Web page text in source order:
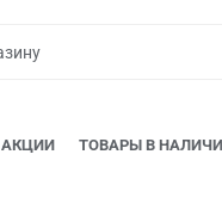
АКЦИИ ТОВАРЫ В